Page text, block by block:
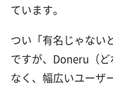
ています。
つい「有名じゃない
ですが、Doneru（
なく、幅広いユーザ